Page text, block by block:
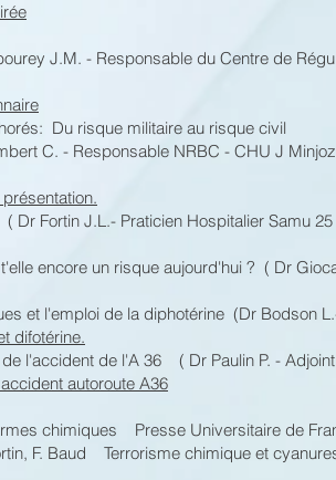
- Responsable du Centre de
Du risque militaire au risque civil
NRBC - CHU J Minjoz -
Dr Fortin J.L.- Praticien Hospitalier Samu
encore un risque aujourd'hui ? ( Dr
et l'emploi de la diphotérine (Dr Bodson
difotérine.
l'accident de l'A 36 ( Dr Paulin P. -
autoroute A36
chimiques Presse Universitaire de
F. Baud Terrorisme chimique et